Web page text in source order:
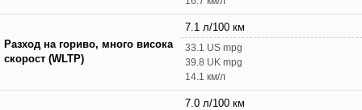
Разход на гориво, много висока
скорост (WLTP)
7.1 л/100 км
33.1 US mpg
39.8 UK mpg
14.1 км/л
7.0 л/100 км